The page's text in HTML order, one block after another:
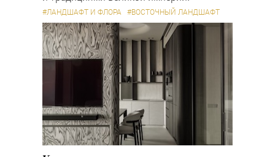
#ЛАНДШАФТ И ФЛОРА #ВОСТОЧНЫЙ ЛАНДШАФТ